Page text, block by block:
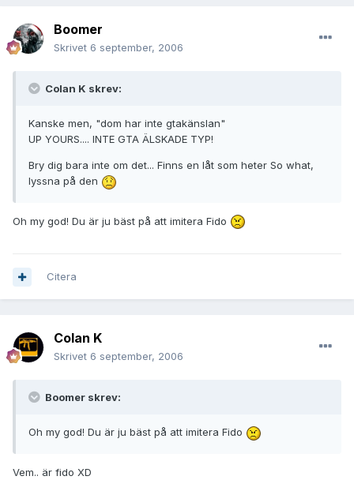
Boomer
Skrivet 6 september, 2006
Colan K skrev:
Kanske men, "dom har inte gtakänslan"
UP YOURS.... INTE GTA ÄLSKADE TYP!
Bry dig bara inte om det... Finns en låt som heter So what,
lyssna på den
Oh my god! Du är ju bäst på att imitera Fido
Citera
Colan K
Skrivet 6 september, 2006
Boomer skrev:
Oh my god! Du är ju bäst på att imitera Fido
Vem.. är fido XD